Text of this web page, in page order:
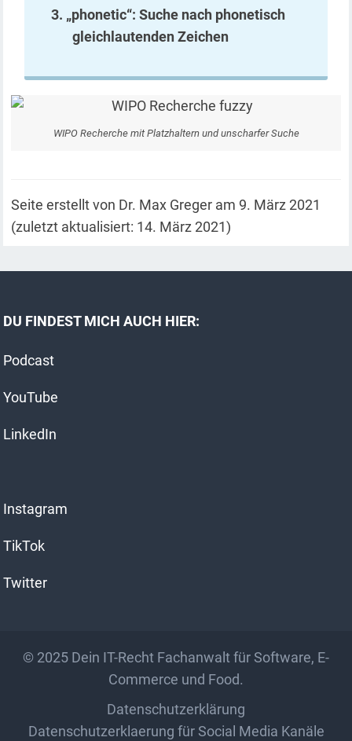
„phonetic“: Suche nach phonetisch
gleichlautenden Zeichen
WIPO Recherche mit Platzhaltern und unscharfer Suche
Seite erstellt von Dr. Max Greger am 9. März 2021
(zuletzt aktualisiert: 14. März 2021)
DU FINDEST MICH AUCH HIER:
Podcast
YouTube
LinkedIn
Instagram
TikTok
Twitter
© 2025 Dein IT-Recht Fachanwalt für Software, E-
Commerce und Food.
Datenschutzerklärung
Datenschutzerklaerung für Social Media Kanäle